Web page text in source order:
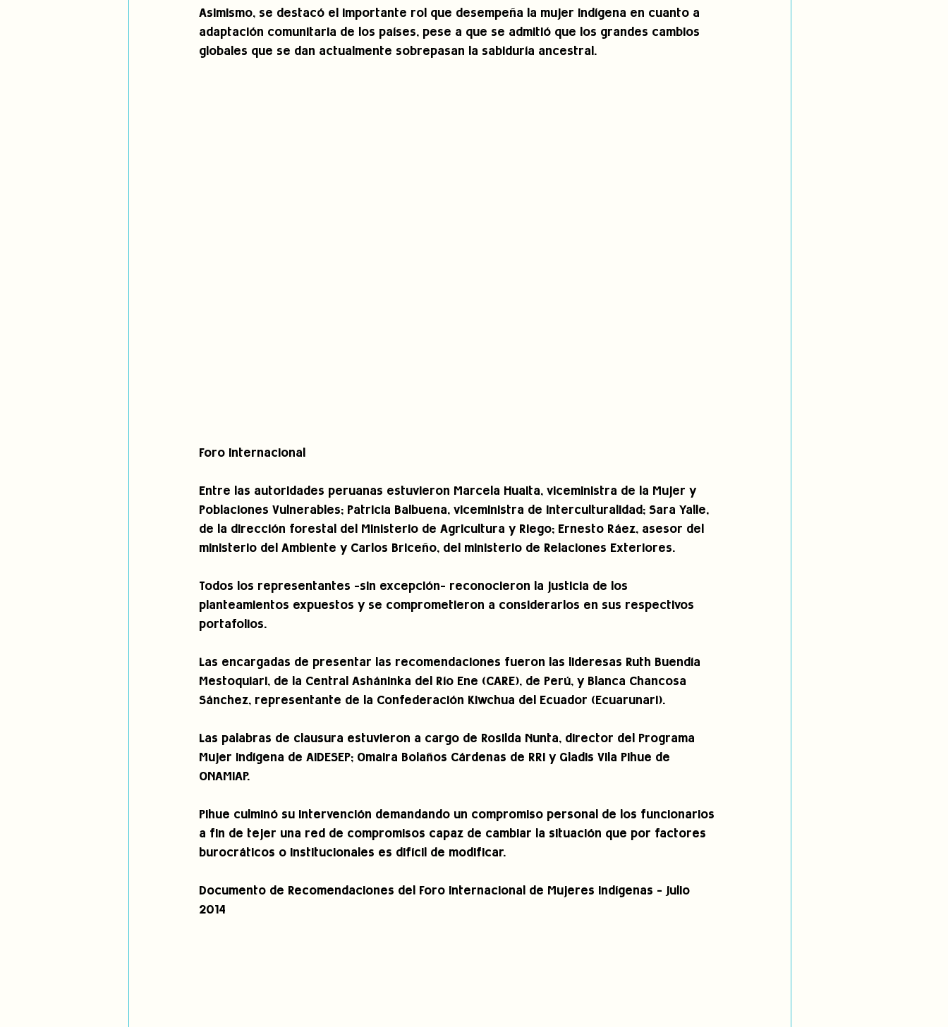
Asimismo, se destacó el importante rol que desempeña la mujer indígena en cuanto a
adaptación comunitaria de los países, pese a que se admitió que los grandes cambios
globales que se dan actualmente sobrepasan la sabiduría ancestral.
Foro Internacional
Entre las autoridades peruanas estuvieron Marcela Huaita, viceministra de la Mujer y
Poblaciones Vulnerables; Patricia Balbuena, viceministra de Interculturalidad; Sara Yalle,
de la dirección forestal del Ministerio de Agricultura y Riego; Ernesto Ráez, asesor del
ministerio del Ambiente y Carlos Briceño, del ministerio de Relaciones Exteriores.
Todos los representantes -sin excepción- reconocieron la justicia de los
planteamientos expuestos y se comprometieron a considerarlos en sus respectivos
portafolios.
Las encargadas de presentar las recomendaciones fueron las lideresas Ruth Buendía
Mestoquiari, de la Central Asháninka del Río Ene (CARE), de Perú, y Blanca Chancosa
Sánchez, representante de la Confederación Kiwchua del Ecuador (Ecuarunari).
Las palabras de clausura estuvieron a cargo de Rosilda Nunta, director del Programa
Mujer Indígena de AIDESEP; Omaira Bolaños Cárdenas de RRI y Gladis Vila Pihue de
ONAMIAP.
Pihue culminó su intervención demandando un compromiso personal de los funcionarios
a fin de tejer una red de compromisos capaz de cambiar la situación que por factores
burocráticos o institucionales es difícil de modificar.
Documento de Recomendaciones del Foro Internacional de Mujeres Indígenas - Julio
2014